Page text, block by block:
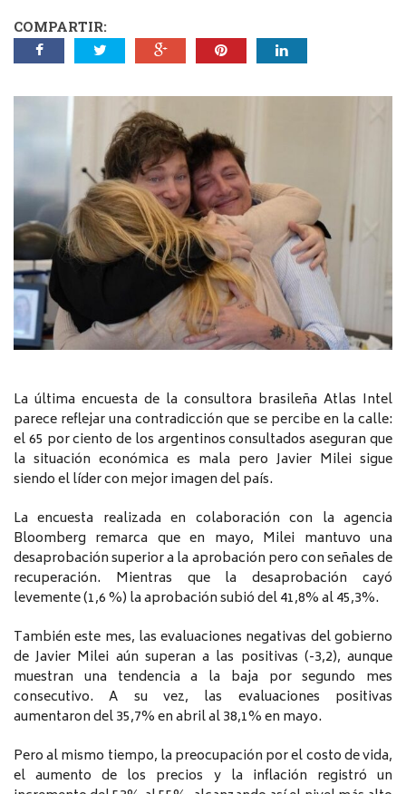
COMPARTIR:
La última encuesta de la consultora brasileña Atlas Intel
parece reflejar una contradicción que se percibe en la calle:
el 65 por ciento de los argentinos consultados aseguran que
la situación económica es mala pero Javier Milei sigue
siendo el líder con mejor imagen del país.
La encuesta realizada en colaboración con la agencia
Bloomberg remarca que en mayo, Milei mantuvo una
desaprobación superior a la aprobación pero con señales de
recuperación. Mientras que la desaprobación cayó
levemente (1,6 %) la aprobación subió del 41,8% al 45,3%.
También este mes, las evaluaciones negativas del gobierno
de Javier Milei aún superan a las positivas (-3,2), aunque
muestran una tendencia a la baja por segundo mes
consecutivo. A su vez, las evaluaciones positivas
aumentaron del 35,7% en abril al 38,1% en mayo.
Pero al mismo tiempo, la preocupación por el costo de vida,
el aumento de los precios y la inflación registró un